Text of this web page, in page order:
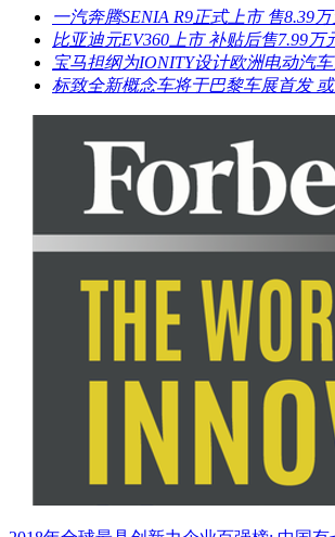
一汽奔腾SENIA R9正式上市 售8.39
比亚迪元EV360上市 补贴后售7.99万
宝马担纲为IONITY设计欧洲电动汽
标致全新概念车将于巴黎车展首发